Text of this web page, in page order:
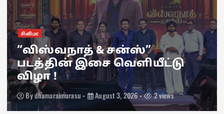
சினிமா
“விஸ்வநாத் & சன்ஸ்”
படத்தின் இசை வெளியீட்டு
விழா !
Bydhamaraimurasu August 3, 2026 2 views